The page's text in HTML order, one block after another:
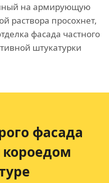
на армирующую
раствора просохнет,
фасада частного
штукатурки
фасада
короедом